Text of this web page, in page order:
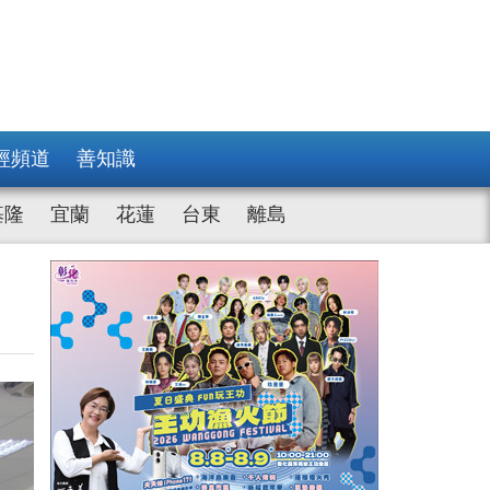
頻道 善知識
隆 宜蘭 花蓮 台東 離島